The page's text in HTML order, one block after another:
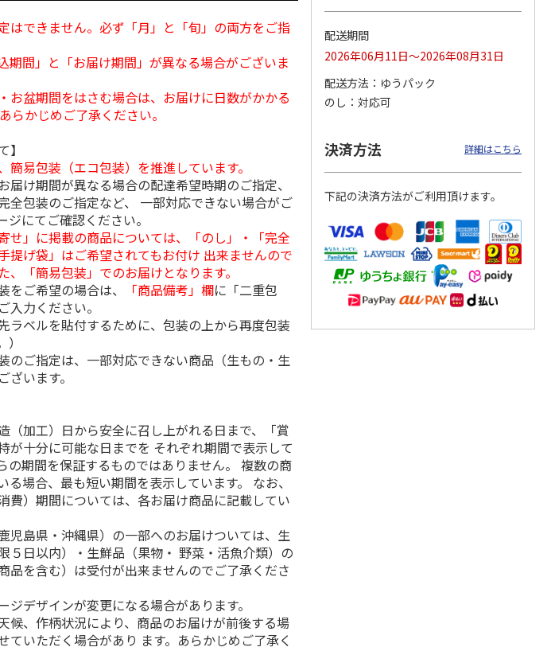
ん
＜お中元＞江戸日本
入
4.0 （1）
2,000円
(送料・税込)
＜お中元＞ななこ
3,240円
(送料・税込)
＜お中元＞ななこ
4.5 （2）
2,160円
(送料・税込)
金澤小町 KMC-15Ｒ
4.8
（4）
2,380円
(送料・税込)
はできません。必ず「月」と「旬」の両方をご指
期間」と「お届け期間」が異なる場合がございま
お盆期間をはさむ場合は、お届けに日数がかかる
らかじめご了承ください。
】
易包装（エコ包装）を推進しています。
け期間が異なる場合の配達希望時期のご指定、
全包装のご指定など、 一部対応できない場合がご
ジにてご確認ください。
せ」に掲載の商品については、「のし」・「完全
提げ袋」はご希望されてもお付け 出来ませんので
、「簡易包装」でのお届けとなります。
ご希望の場合は、
「商品備考」欄に「二重包
入力ください。
ラベルを貼付するために、包装の上から再度包装
のご指定は、一部対応できない商品（生もの・生
ざいます。
（加工）日から安全に召し上がれる日まで、「賞
が十分に可能な日までを それぞれ期間で表示して
の期間を保証するものではありません。 複数の商
る場合、最も短い期間を表示しています。 なお、
費）期間については、各お届け商品に記載してい
児島県・沖縄県）の一部へのお届けついては、生
５日以内）・生鮮品（果物・ 野菜・活魚介類）の
品を含む）は受付が出来ませんのでご了承くださ
デザインが変更になる場合があります。
候、作柄状況により、商品のお届けが前後する場
ていただく場合があり ます。あらかじめご了承く
配送期間
2026年06月11日～2026年08月31日
配送方法
ゆうパック
のし
対応可
決済方法 詳細はこちら
下記の決済方法がご利用頂けます。